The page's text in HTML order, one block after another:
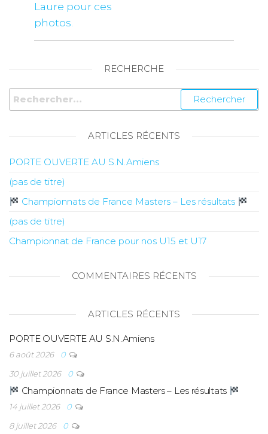
Laure pour ces
photos.
RECHERCHE
ARTICLES RÉCENTS
PORTE OUVERTE AU S.N.Amiens
(pas de titre)
Championnats de France Masters – Les résultats
(pas de titre)
Championnat de France pour nos U15 et U17
COMMENTAIRES RÉCENTS
ARTICLES RÉCENTS
PORTE OUVERTE AU S.N.Amiens
6 août 2026
0
30 juillet 2026
0
Championnats de France Masters – Les résultats
14 juillet 2026
0
8 juillet 2026
0